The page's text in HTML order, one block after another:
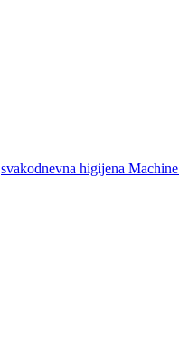
svakodnevna higijena Machine